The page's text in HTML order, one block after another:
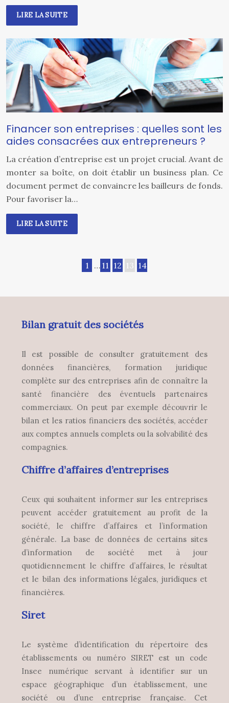
LIRE LA SUITE
Financer son entreprises : quelles sont les
aides consacrées aux entrepreneurs ?
La création d’entreprise est un projet crucial. Avant de
monter sa boîte, on doit établir un business plan. Ce
document permet de convaincre les bailleurs de fonds.
Pour favoriser la…
LIRE LA SUITE
1 … 11 12 13 14
Bilan gratuit des sociétés
Il est possible de consulter gratuitement des
données financières, formation juridique
complète sur des entreprises afin de connaître la
santé financière des éventuels partenaires
commerciaux. On peut par exemple découvrir le
bilan et les ratios financiers des sociétés, accéder
aux comptes annuels complets ou la solvabilité des
compagnies.
Chiffre d’affaires d’entreprises
Ceux qui souhaitent informer sur les entreprises
peuvent accéder gratuitement au profit de la
société, le chiffre d’affaires et l’information
générale. La base de données de certains sites
d’information de société met à jour
quotidiennement le chiffre d’affaires, le résultat
et le bilan des informations légales, juridiques et
financières.
Siret
Le système d’identification du répertoire des
établissements ou numéro SIRET est un code
Insee numérique servant à identifier sur un
espace géographique d’un établissement, une
société ou d’une entreprise française. Cet